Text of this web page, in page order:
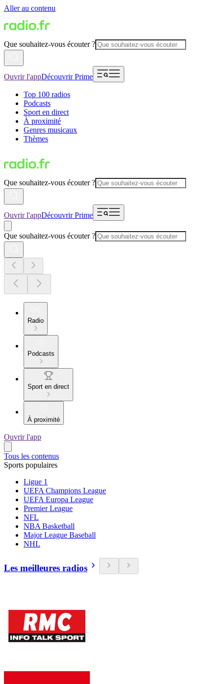
Aller au contenu
Que souhaitez-vous écouter ?
Ouvrir l'appDécouvrir Prime
Top 100 radios
Podcasts
Sport en direct
À proximité
Genres musicaux
Thèmes
Que souhaitez-vous écouter ?
Ouvrir l'appDécouvrir Prime
Que souhaitez-vous écouter ?
Radio
Podcasts
Sport en direct
À proximité
Ouvrir l'app
Tous les contenus
Sports populaires
Ligue 1
UEFA Champions League
UEFA Europa League
Premier League
NFL
NBA Basketball
Major League Baseball
NHL
Les meilleures radios